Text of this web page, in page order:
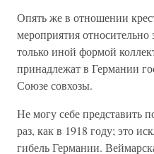
Опять же в отношении
мероприятия относительно
только иной формой
принадлежат в Германии
Союзе совхозы.
Не могу себе представить
раз, как в 1918 году; это
гибель Германии.